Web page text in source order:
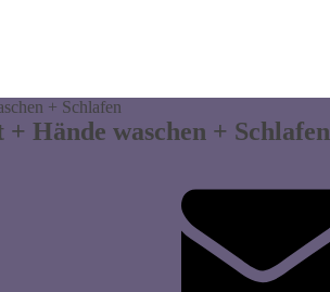
+ Schlafen
Hände waschen + Schlafen